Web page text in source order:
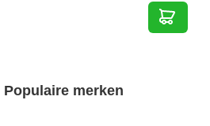
Populaire merken